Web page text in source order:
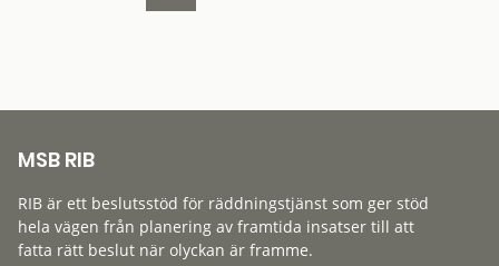
MSB RIB
RIB är ett beslutsstöd för räddningstjänst som ger stöd
hela vägen från planering av framtida insatser till att
fatta rätt beslut när olyckan är framme.